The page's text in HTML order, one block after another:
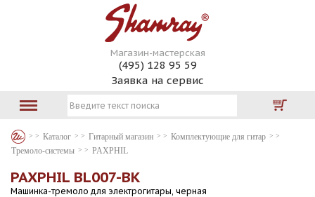
Магазин-мастерская
(495) 128 95 59
Заявка на сервис
Каталог Гитарный магазин
Комплектующие для гитар
Тремоло-системы
PAXPHIL
PAXPHIL BL007-BK
Машинка-тремоло для электрогитары, черная